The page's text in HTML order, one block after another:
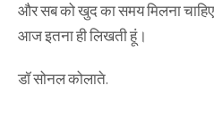
और सब को खुद का समय मिलना
आज इतना ही लिखती हूं।
डॉ सोनल कोलाते.